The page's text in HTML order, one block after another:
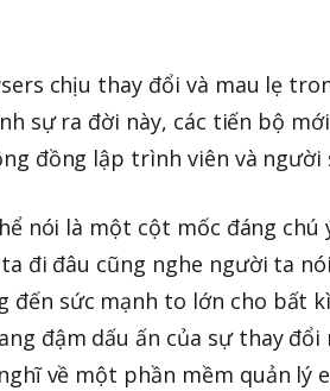
chịu thay đổi và mau lẹ
sự ra đời này, các tiến bộ
đồng lập trình viên và người
nói là một cột mốc đáng
đi đâu cũng nghe người ta
đến sức mạnh to lớn cho bất
đậm dấu ấn của sự thay đổi
về một phần mềm quản lý